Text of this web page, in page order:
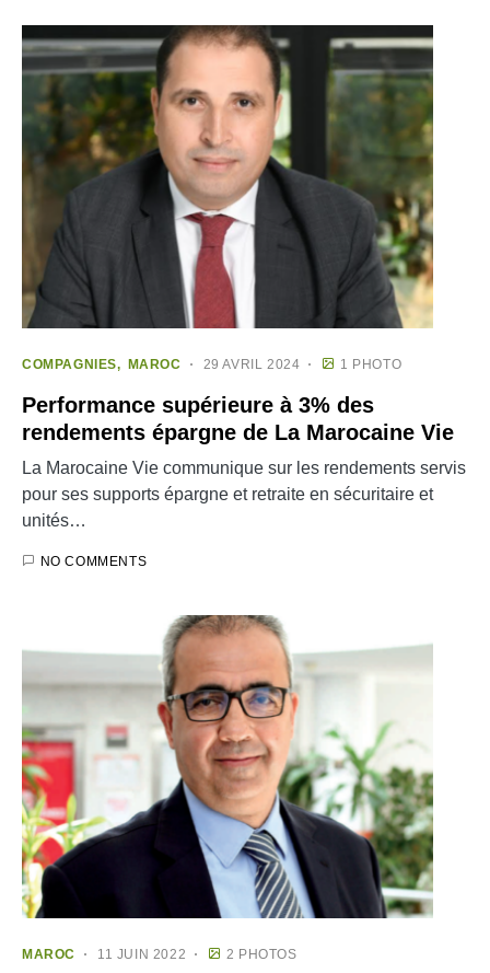
COMPAGNIES MAROC 29 AVRIL 2024 1 PHOTO
Performance supérieure à 3% des
rendements épargne de La Marocaine Vie
La Marocaine Vie communique sur les rendements servis
pour ses supports épargne et retraite en sécuritaire et
unités…
NO COMMENTS
MAROC 11 JUIN 2022 2 PHOTOS